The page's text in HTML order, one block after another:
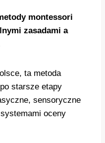
montessori
zasadami a
ta metoda
starsze etapy
sensoryczne
oceny